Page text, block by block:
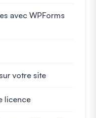
avec WPForms
votre site
licence